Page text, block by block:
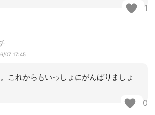
1
07 17:45
これからもいっしょにがんばりましょ
0